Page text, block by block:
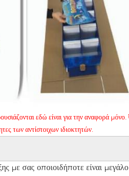
εδώ είναι για την αναφορά
των αντίστοιχων ιδιοκτητών.
με σας οποιοιδήποτε είναι